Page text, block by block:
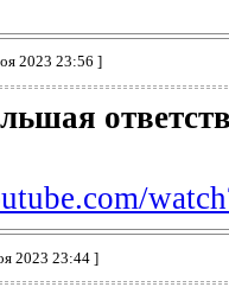
2023 23:56 ]
2023 23:44 ]